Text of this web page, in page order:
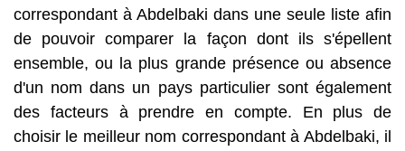
correspondant à Abdelbaki dans une seule liste afin
de pouvoir comparer la façon dont ils s'épellent
ensemble, ou la plus grande présence ou absence
d'un nom dans un pays particulier sont également
des facteurs à prendre en compte. En plus de
choisir le meilleur nom correspondant à Abdelbaki, il